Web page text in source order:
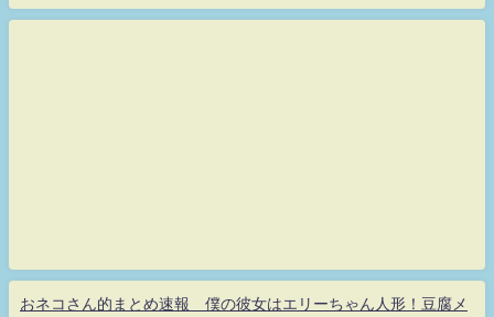
おネコさん的まとめ速報 僕の彼女はエリーちゃん人形！豆腐メ